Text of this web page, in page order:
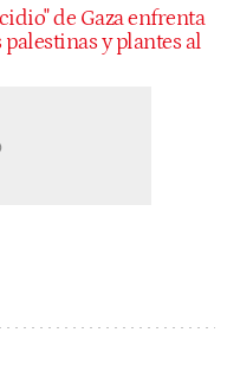
de Gaza enfrenta
y plantes al